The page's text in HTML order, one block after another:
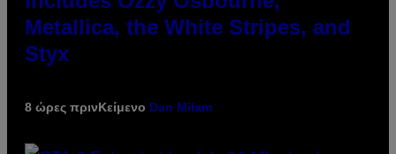
Metallica, the White Stripes, and
Styx
8 ώρες πρινΚείμενο Dan Milam